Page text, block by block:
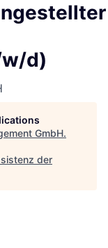
d)
GmbH.
der